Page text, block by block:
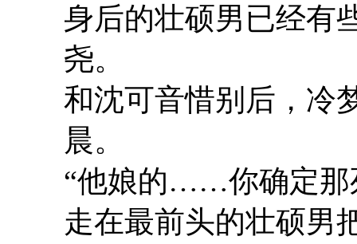
身后的壮硕男已经有
尧。
和沈可音惜别后，冷
晨。
“他娘的……你确定那
走在最前头的壮硕男